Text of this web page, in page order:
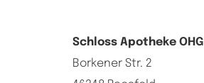
Schloss Apotheke OHG
Borkener Str. 2